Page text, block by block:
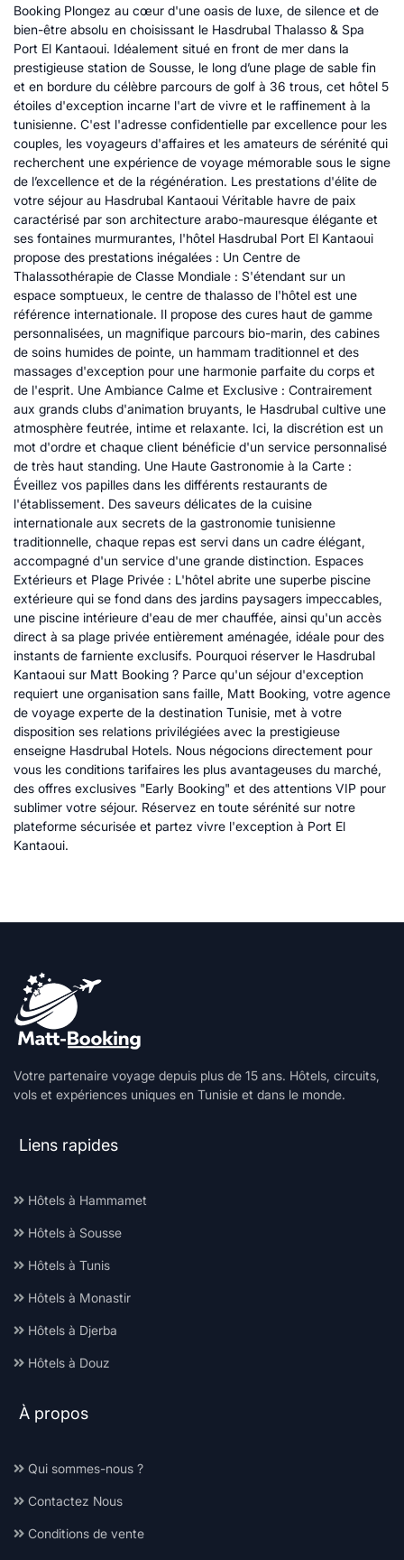
Booking Plongez au cœur d'une oasis de luxe, de silence et de
bien-être absolu en choisissant le Hasdrubal Thalasso & Spa
Port El Kantaoui. Idéalement situé en front de mer dans la
prestigieuse station de Sousse, le long d’une plage de sable fin
et en bordure du célèbre parcours de golf à 36 trous, cet hôtel 5
étoiles d'exception incarne l'art de vivre et le raffinement à la
tunisienne. C'est l'adresse confidentielle par excellence pour les
couples, les voyageurs d'affaires et les amateurs de sérénité qui
recherchent une expérience de voyage mémorable sous le signe
de l’excellence et de la régénération. Les prestations d'élite de
votre séjour au Hasdrubal Kantaoui Véritable havre de paix
caractérisé par son architecture arabo-mauresque élégante et
ses fontaines murmurantes, l'hôtel Hasdrubal Port El Kantaoui
propose des prestations inégalées : Un Centre de
Thalassothérapie de Classe Mondiale : S'étendant sur un
espace somptueux, le centre de thalasso de l'hôtel est une
référence internationale. Il propose des cures haut de gamme
personnalisées, un magnifique parcours bio-marin, des cabines
de soins humides de pointe, un hammam traditionnel et des
massages d'exception pour une harmonie parfaite du corps et
de l'esprit. Une Ambiance Calme et Exclusive : Contrairement
aux grands clubs d'animation bruyants, le Hasdrubal cultive une
atmosphère feutrée, intime et relaxante. Ici, la discrétion est un
mot d'ordre et chaque client bénéficie d'un service personnalisé
de très haut standing. Une Haute Gastronomie à la Carte :
Éveillez vos papilles dans les différents restaurants de
l'établissement. Des saveurs délicates de la cuisine
internationale aux secrets de la gastronomie tunisienne
traditionnelle, chaque repas est servi dans un cadre élégant,
accompagné d'un service d'une grande distinction. Espaces
Extérieurs et Plage Privée : L'hôtel abrite une superbe piscine
extérieure qui se fond dans des jardins paysagers impeccables,
une piscine intérieure d'eau de mer chauffée, ainsi qu'un accès
direct à sa plage privée entièrement aménagée, idéale pour des
instants de farniente exclusifs. Pourquoi réserver le Hasdrubal
Kantaoui sur Matt Booking ? Parce qu'un séjour d'exception
requiert une organisation sans faille, Matt Booking, votre agence
de voyage experte de la destination Tunisie, met à votre
disposition ses relations privilégiées avec la prestigieuse
enseigne Hasdrubal Hotels. Nous négocions directement pour
vous les conditions tarifaires les plus avantageuses du marché,
des offres exclusives "Early Booking" et des attentions VIP pour
sublimer votre séjour. Réservez en toute sérénité sur notre
plateforme sécurisée et partez vivre l'exception à Port El
Kantaoui.
Votre partenaire voyage depuis plus de 15 ans. Hôtels, circuits,
vols et expériences uniques en Tunisie et dans le monde.
Liens rapides
Hôtels à Hammamet
Hôtels à Sousse
Hôtels à Tunis
Hôtels à Monastir
Hôtels à Djerba
Hôtels à Douz
À propos
Qui sommes-nous ?
Contactez Nous
Conditions de vente